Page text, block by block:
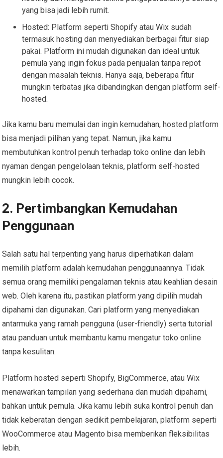
yang bisa jadi lebih rumit.
Hosted: Platform seperti Shopify atau Wix sudah
termasuk hosting dan menyediakan berbagai fitur siap
pakai. Platform ini mudah digunakan dan ideal untuk
pemula yang ingin fokus pada penjualan tanpa repot
dengan masalah teknis. Hanya saja, beberapa fitur
mungkin terbatas jika dibandingkan dengan platform self-
hosted.
Jika kamu baru memulai dan ingin kemudahan, hosted platform
bisa menjadi pilihan yang tepat. Namun, jika kamu
membutuhkan kontrol penuh terhadap toko online dan lebih
nyaman dengan pengelolaan teknis, platform self-hosted
mungkin lebih cocok.
2. Pertimbangkan Kemudahan
Penggunaan
Salah satu hal terpenting yang harus diperhatikan dalam
memilih platform adalah kemudahan penggunaannya. Tidak
semua orang memiliki pengalaman teknis atau keahlian desain
web. Oleh karena itu, pastikan platform yang dipilih mudah
dipahami dan digunakan. Cari platform yang menyediakan
antarmuka yang ramah pengguna (user-friendly) serta tutorial
atau panduan untuk membantu kamu mengatur toko online
tanpa kesulitan.
Platform hosted seperti Shopify, BigCommerce, atau Wix
menawarkan tampilan yang sederhana dan mudah dipahami,
bahkan untuk pemula. Jika kamu lebih suka kontrol penuh dan
tidak keberatan dengan sedikit pembelajaran, platform seperti
WooCommerce atau Magento bisa memberikan fleksibilitas
lebih.